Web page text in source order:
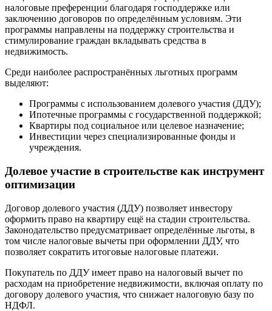
налоговые преференции благодаря господдержке или
заключению договоров по определённым условиям. Эти
программы направлены на поддержку строительства и
стимулирование граждан вкладывать средства в
недвижимость.
Среди наиболее распространённых льготных программ
выделяют:
Программы с использованием долевого участия (ДДУ);
Ипотечные программы с государственной поддержкой;
Квартиры под социальное или целевое назначение;
Инвестиции через специализированные фонды и
учреждения.
Долевое участие в строительстве как инструмент
оптимизации
Договор долевого участия (ДДУ) позволяет инвестору
оформить право на квартиру ещё на стадии строительства.
Законодательство предусматривает определённые льготы, в
том числе налоговые вычеты при оформлении ДДУ, что
позволяет сократить итоговые налоговые платежи.
Покупатель по ДДУ имеет право на налоговый вычет по
расходам на приобретение недвижимости, включая оплату по
договору долевого участия, что снижает налоговую базу по
НДФЛ.